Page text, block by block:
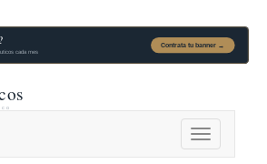
Alternar
navegación